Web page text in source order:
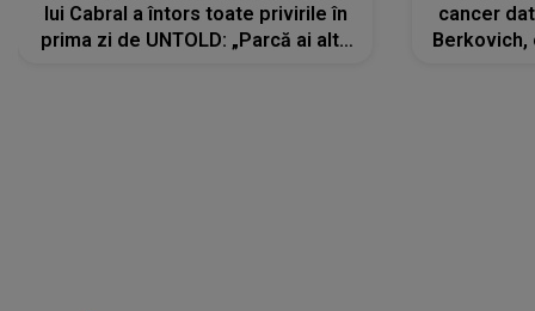
lui Cabral a întors toate privirile în
prima zi de UNTOLD: „Parcă ai altă
cancer
Berkovich,